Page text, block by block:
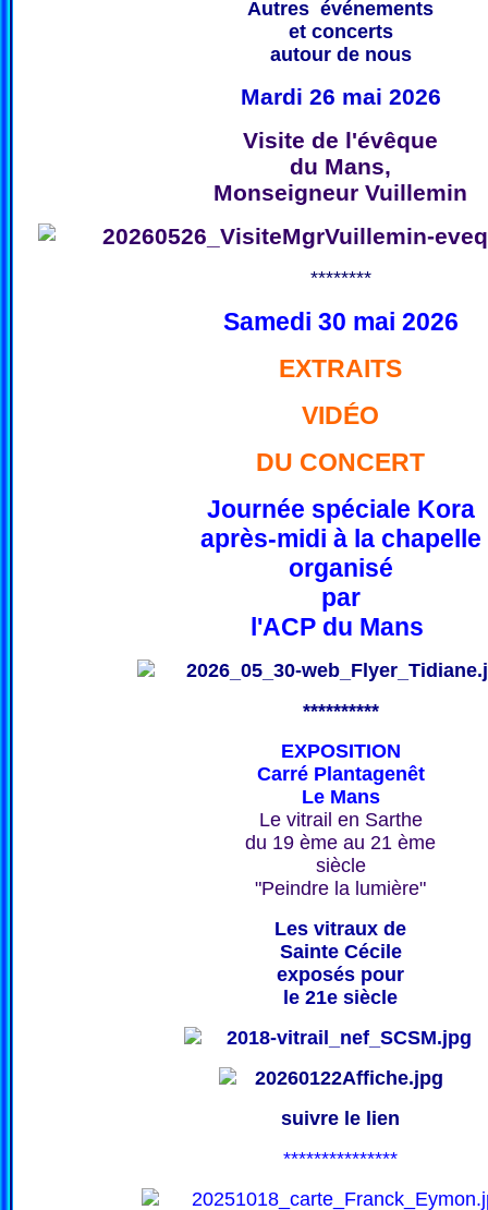
Autres événements
et concerts
autour de nous
Mardi 26 mai 2026
Visite de l'évêque
du Mans,
Monseigneur Vuillemin
********
Samedi 30 mai 2026
EXTRAITS
VIDÉO
DU CONCERT
Journée spéciale Kora
après-midi à la chapelle
organisé
par
l'ACP du Mans
**********
EXPOSITION
Carré Plantagenêt
Le Mans
Le vitrail en Sarthe
du 19 ème au 21 ème
siècle
"Peindre la lumière"
Les vitraux de
Sainte Cécile
exposés pour
le 21e siècle
suivre le lien
***************